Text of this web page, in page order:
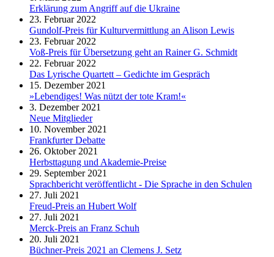
Erklärung zum Angriff auf die Ukraine
23. Februar 2022
Gundolf-Preis für Kulturvermittlung an Alison Lewis
23. Februar 2022
Voß-Preis für Übersetzung geht an Rainer G. Schmidt
22. Februar 2022
Das Lyrische Quartett – Gedichte im Gespräch
15. Dezember 2021
»Lebendiges! Was nützt der tote Kram!«
3. Dezember 2021
Neue Mitglieder
10. November 2021
Frankfurter Debatte
26. Oktober 2021
Herbsttagung und Akademie-Preise
29. September 2021
Sprachbericht veröffentlicht - Die Sprache in den Schulen
27. Juli 2021
Freud-Preis an Hubert Wolf
27. Juli 2021
Merck-Preis an Franz Schuh
20. Juli 2021
Büchner-Preis 2021 an Clemens J. Setz